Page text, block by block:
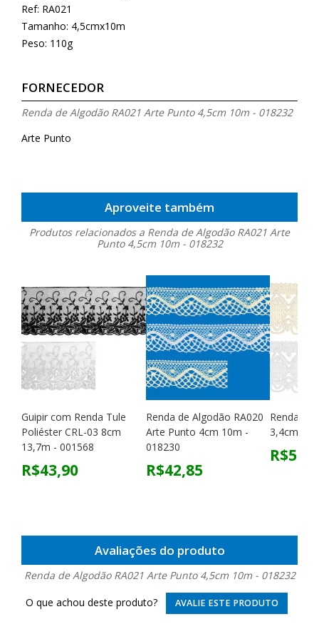
Ref: RA021
Tamanho: 4,5cmx10m
Peso: 110g
FORNECEDOR
Renda de Algodão RA021 Arte Punto 4,5cm 10m - 018232
Arte Punto
Aproveite também
Produtos relacionados a Renda de Algodão RA021 Arte
Punto 4,5cm 10m - 018232
Guipir com Renda Tule
Poliéster CRL-03 8cm
13,7m - 001568
R$43,90
Renda de Algodão RA020
Arte Punto 4cm 10m -
018230
R$42,85
Renda
3,4cm
Avaliações do produto
Renda de Algodão RA021 Arte Punto 4,5cm 10m - 018232
O que achou deste produto?
AVALIE ESTE PRODUTO